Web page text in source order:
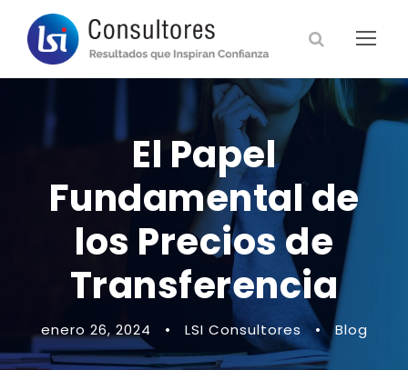
El Papel
Fundamental de
los Precios de
Transferencia
enero 26, 2024 • LSI Consultores • Blog